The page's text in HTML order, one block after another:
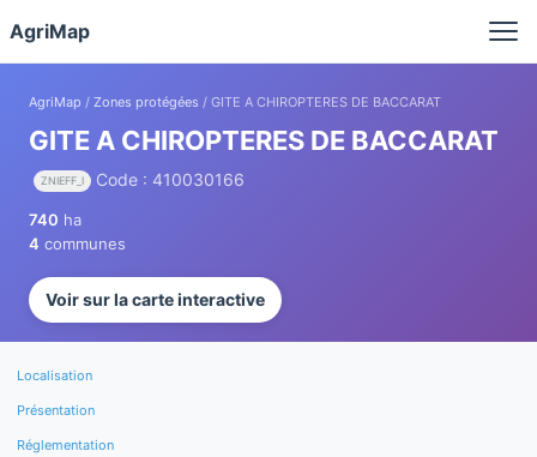
AgriMap
AgriMap / Zones protégées / GITE A CHIROPTERES DE BACCARAT
GITE A CHIROPTERES DE BACCARAT
ZNIEFF_I Code : 410030166
740 ha
4 communes
Voir sur la carte interactive
Localisation
Présentation
Réglementation